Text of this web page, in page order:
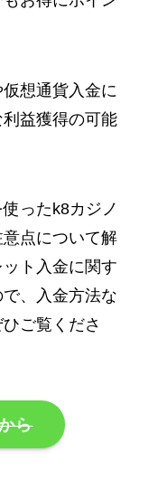
想通貨入金に
益獲得の可能
ったk8カジノ
点について解
ト入金に関す
、入金方法な
ご覧くださ
ら